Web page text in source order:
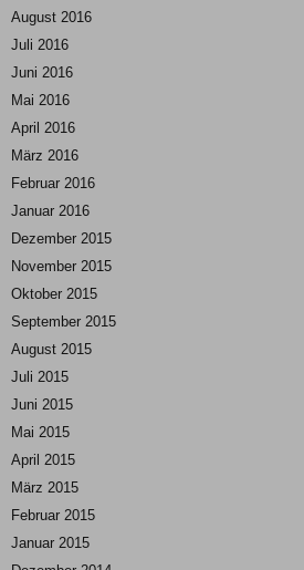
August 2016
Juli 2016
Juni 2016
Mai 2016
April 2016
März 2016
Februar 2016
Januar 2016
Dezember 2015
November 2015
Oktober 2015
September 2015
August 2015
Juli 2015
Juni 2015
Mai 2015
April 2015
März 2015
Februar 2015
Januar 2015